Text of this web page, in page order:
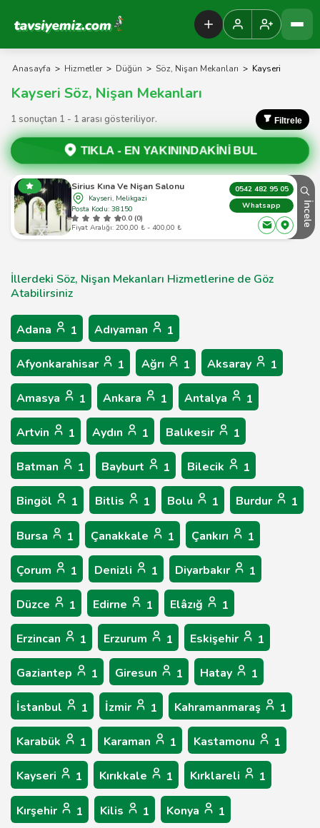
Tavsiyemiz Anasayfa
Anasayfa > Hizmetler > Düğün > Söz, Nişan Mekanları > Kayseri
Kayseri Söz, Nişan Mekanları
1 sonuçtan 1 - 1 arası gösteriliyor. Filtrele
TIKLA - EN YAKININDAKİNİ BUL
Sirius Kına Ve Nişan Salonu
Kayseri, Melikgazi
Posta Kodu: 38150
0.0 (0)
Fiyat Aralığı: 200,00 ₺ - 400,00 ₺
0542 482 95 05
Whatsapp
İncele
İllerdeki Söz, Nişan Mekanları Hizmetlerine de Göz
Atabilirsiniz
Adana 1 Adıyaman 1
Afyonkarahisar 1 Ağrı 1 Aksaray 1
Amasya 1 Ankara 1 Antalya 1
Artvin 1 Aydın 1 Balıkesir 1
Batman 1 Bayburt 1 Bilecik 1
Bingöl 1 Bitlis 1 Bolu 1 Burdur 1
Bursa 1 Çanakkale 1 Çankırı 1
Çorum 1 Denizli 1 Diyarbakır 1
Düzce 1 Edirne 1 Elâzığ 1
Erzincan 1 Erzurum 1 Eskişehir 1
Gaziantep 1 Giresun 1 Hatay 1
İstanbul 1 İzmir 1 Kahramanmaraş 1
Karabük 1 Karaman 1 Kastamonu 1
Kayseri 1 Kırıkkale 1 Kırklareli 1
Kırşehir 1 Kilis 1 Konya 1